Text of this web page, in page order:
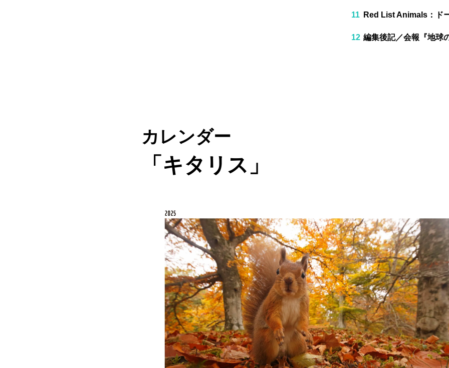
Red List Animals：ド
編集後記／会報『地球
カレンダー
「キタリス」​​